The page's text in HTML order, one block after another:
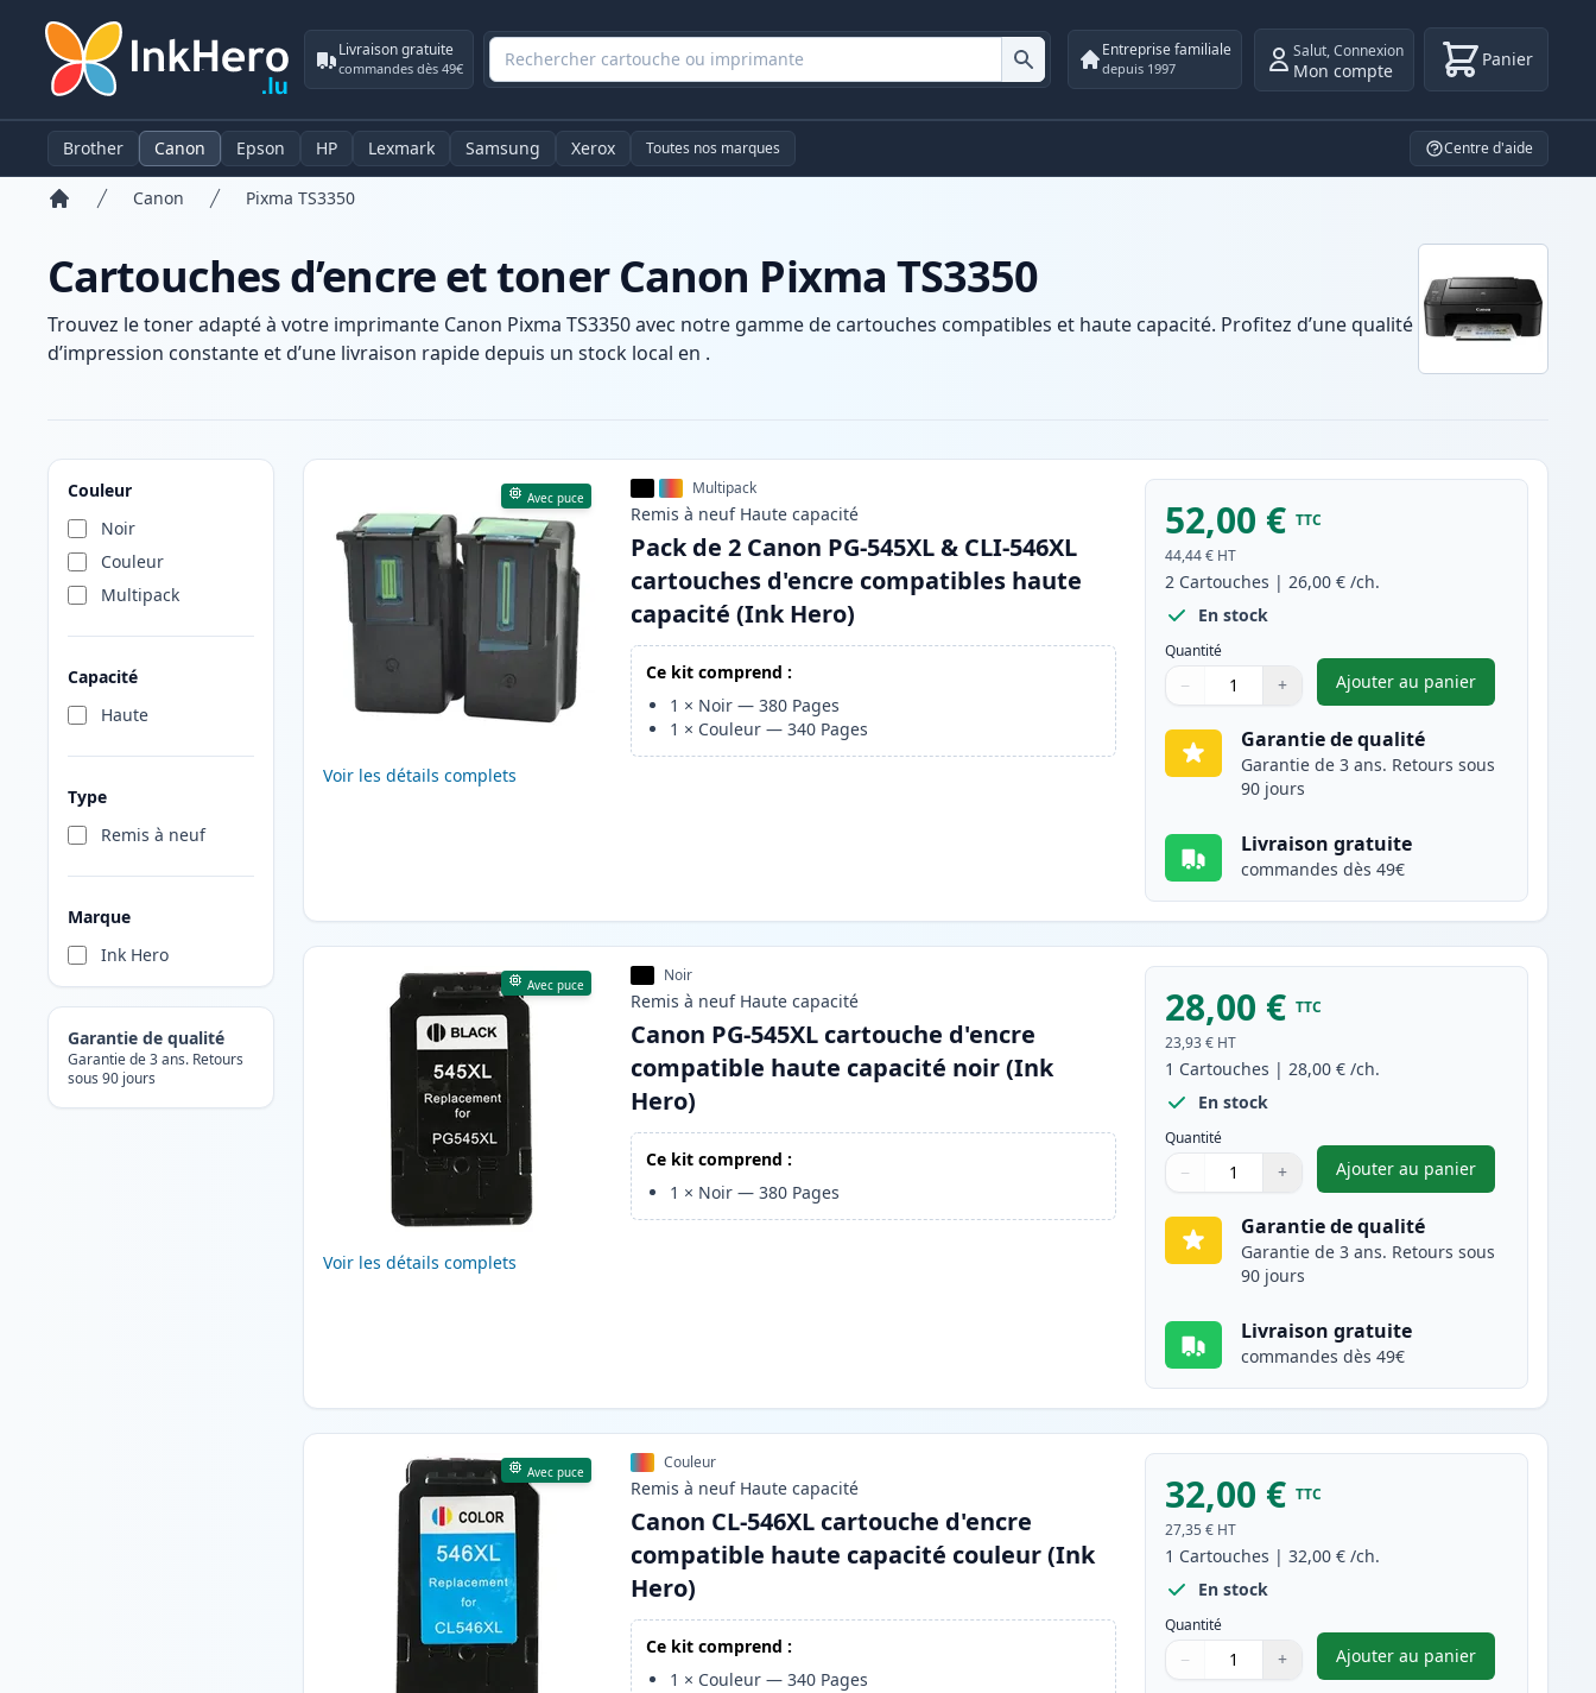
Livraison gratuite
commandes dès 49€
Entreprise familiale
depuis 1997
Salut,Connexion
Mon compte Panier
Brother Canon Epson HP Lexmark Samsung Xerox Toutes nos marques Centre d'aide
Canon Pixma TS3350
Cartouches d’encre et toner Canon Pixma TS3350
Trouvez le toner adapté à votre imprimante Canon Pixma TS3350 avec notre gamme de cartouches compatibles et haute capacité. Profitez d’une qualité
d’impression constante et d’une livraison rapide depuis un stock local en .
Couleur
Noir
Couleur
Multipack
Capacité
Haute
Type
Remis à neuf
Marque
Ink Hero
Garantie de qualité
Garantie de 3 ans. Retours
sous 90 jours
Produits
Avec puce
Voir les détails complets
Multipack
Remis à neuf Haute capacité
Pack de 2 Canon PG-545XL & CLI-546XL
cartouches d'encre compatibles haute
capacité (Ink Hero)
Ce kit comprend :
1 × Noir —380 Pages
1 × Couleur —340 Pages
52,00 € TTC
44,44 € HT
2 Cartouches |26,00 € /ch.
En stock
Quantité
Quantité
Utilisez les boutons pour ajuster
− +
Quantité
Ajouter au panier
,Pack de 2 Canon PG-
Garantie de qualité
Garantie de 3 ans. Retours sous
90 jours
Livraison gratuite
commandes dès 49€
Avec puce
Voir les détails complets
Noir
Remis à neuf Haute capacité
Canon PG-545XL cartouche d'encre
compatible haute capacité noir (Ink
Hero)
Ce kit comprend :
1 × Noir —380 Pages
28,00 € TTC
23,93 € HT
1 Cartouches |28,00 € /ch.
En stock
Quantité
Quantité
Utilisez les boutons pour ajuster
− +
Quantité
Ajouter au panier
,Canon PG-545XL
Garantie de qualité
Garantie de 3 ans. Retours sous
90 jours
Livraison gratuite
commandes dès 49€
Avec puce Couleur
Remis à neuf Haute capacité
Canon CL-546XL cartouche d'encre
compatible haute capacité couleur (Ink
Hero)
Ce kit comprend :
1 × Couleur —340 Pages
32,00 € TTC
27,35 € HT
1 Cartouches |32,00 € /ch.
En stock
Quantité
Quantité
Utilisez les boutons pour ajuster
− +
Quantité
Ajouter au panier
,Canon CL-546XL